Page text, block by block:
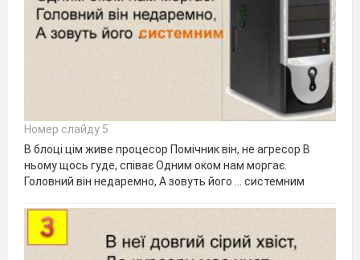
Номер слайду 5
В блоці цім живе процесор Помічник він, не агресор В
ньому щось гуде, співає Одним оком нам моргає.
Головний він недаремно, А зовуть його … системним